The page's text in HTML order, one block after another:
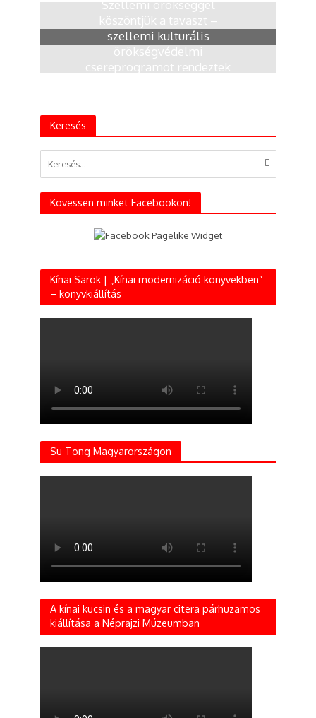
Szellemi örökséggel
köszöntjük a tavaszt –
szellemi kulturális
örökségvédelmi
csereprogramot rendeztek
Keresés
Kövessen minket Facebookon!
Kínai Sarok | „Kínai modernizáció könyvekben”
– könyvkiállítás
Su Tong Magyarországon
A kínai kucsin és a magyar citera párhuzamos
kiállítása a Néprajzi Múzeumban